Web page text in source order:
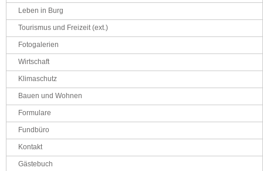
Leben in Burg
Tourismus und Freizeit (ext.)
Fotogalerien
Wirtschaft
Klimaschutz
Bauen und Wohnen
Formulare
Fundbüro
Kontakt
Gästebuch